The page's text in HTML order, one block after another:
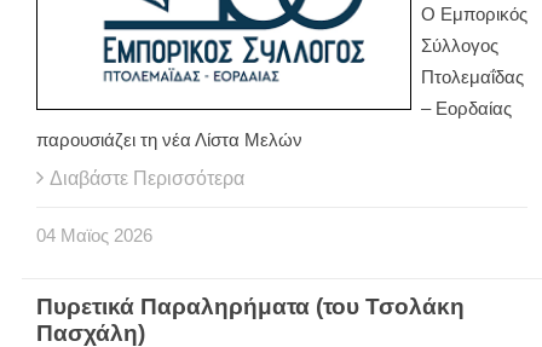
Ο Εμπορικός
Σύλλογος
Πτολεμαΐδας
– Εορδαίας
παρουσιάζει τη νέα Λίστα Μελών
Διαβάστε Περισσότερα
04 Μαϊος 2026
Πυρετικά Παραληρήματα (του Τσολάκη
Πασχάλη)